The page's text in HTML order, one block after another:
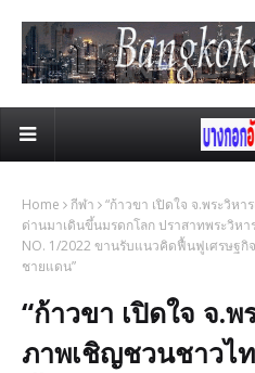
Home กีฬา
“ก้าวขา เปิดใจ จ.พระวิห
ด่านมาเดินขึ้นมรดกโลก ปราสาทพระวิห
NO. 1/2022 ขานรับแนวคิดฟื้นฟูเศรษฐกิ
ชายแดน”
“ก้าวขา เปิดใจ จ.พ
ภาพเชิญชวนชาวไ